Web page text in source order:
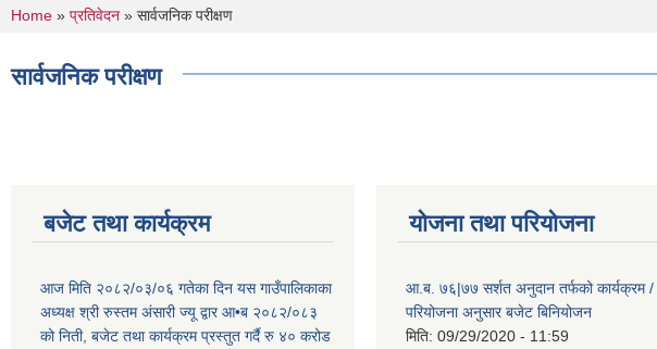
You are here
Home » प्रतिवेदन » सार्वजनिक परीक्षण
सार्वजनिक परीक्षण
बजेट तथा कार्यक्रम
आज मिति २०८२/०३/०६ गतेका दिन यस गाउँपालिकाका
अध्यक्ष श्री रुस्तम अंसारी ज्यू द्वार आ•ब २०८२/०८३
को निती, बजेट तथा कार्यक्रम प्रस्तुत गर्दै रु ४० करोड
योजना तथा परियोजना
आ.ब. ७६|७७ सर्शत अनुदान तर्फको कार्यक्रम /
परियोजना अनुसार बजेट बिनियोजन
मिति: 09/29/2020 - 11:59